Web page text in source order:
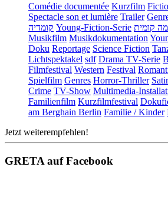
Comédie documentée Kurzfilm
Spectacle son et lumière Trailer
קומדיה Young-Fiction-Serie קומית
Musikfilm Musikdokumentation
Doku Reportage Science Fiction
Lichtspektakel sdf Drama TV-Serie
Filmfestival Western Festival
Spielfilm Genres Horror-Thriller
Crime TV-Show Multimedia-
Familienfilm Kurzfilmfestival
am Berghain Berlin Familie / Kinder
Jetzt weiterempfehlen!
GRETA auf Facebook